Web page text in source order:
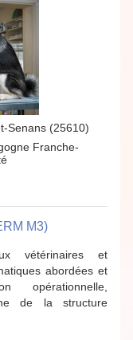
Senans (25610)
Franche-
M3)
vétérinaires et
abordées et
opérationnelle,
de la structure